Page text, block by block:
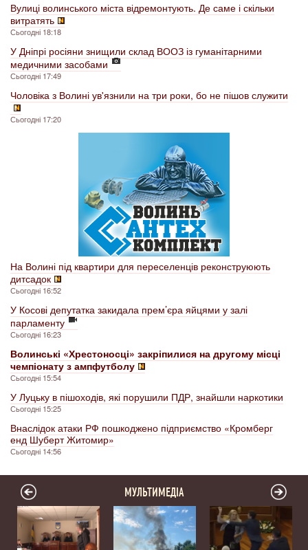
Вулиці волинського міста відремонтують. Де саме і скільки
витратять
Сьогодні 18:18
У Дніпрі росіяни знищили склад ВООЗ із гуманітарними
медичними засобами
Сьогодні 17:49
Чоловіка з Волині ув'язнили на три роки, бо не пішов служити
Сьогодні 17:20
На Волині під квартири для переселенців реконструюють
дитсадок
Сьогодні 16:52
У Косові депутатка закидала прем’єра яйцями у залі
парламенту
Сьогодні 16:23
Волинські «Хрестоносці» закріпилися на другому місці
чемпіонату з ампфутболу
Сьогодні 15:54
У Луцьку в пішоходів, які порушили ПДР, знайшли наркотики
Сьогодні 15:25
Внаслідок атаки РФ пошкоджено підприємство «Кромберг
енд Шуберт Житомир»
Сьогодні 14:56
МУЛЬТИМЕДІА